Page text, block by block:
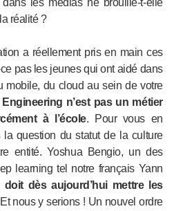
réalité ?
a réellement pris en main ces
pas les jeunes qui ont aidé dans
mobile, du cloud au sein de votre
Engineering n’est pas un métier
à l’école. Pour vous en
la question du statut de la culture
entité. Yoshua Bengio, un des
learning tel notre français Yann
doit dès aujourd’hui mettre les
nous y serions ! Un nouvel ordre